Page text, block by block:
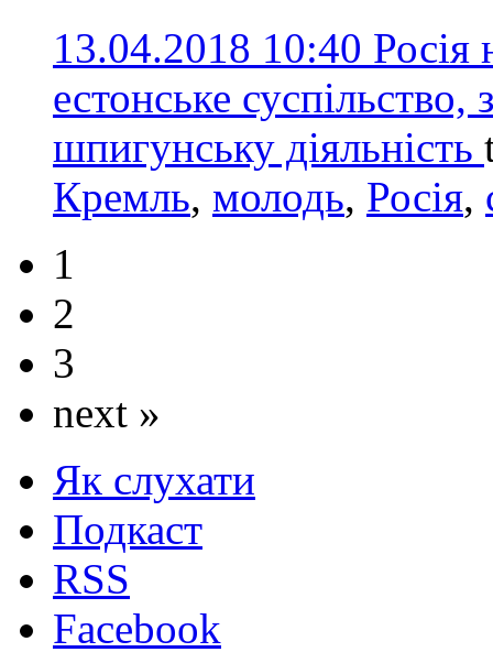
13.04.2018 10:40 Росія
естонське
шпигунську діяльність
Кремль, молодь, Росія,
1
2
3
next »
Як слухати
Подкаст
RSS
Facebook